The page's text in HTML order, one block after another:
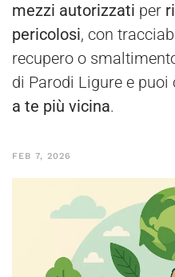
mezzi autorizzati per
pericolosi, con
recupero o
di Parodi Ligure e
a te più vicina.
FEB 7, 2026